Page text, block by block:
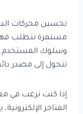
تحسين محركات
مستمرة تتطلب
وسلوك المستخدم.
تتحول إلى مصدر
إذا كنت ترغب في
المتاجر